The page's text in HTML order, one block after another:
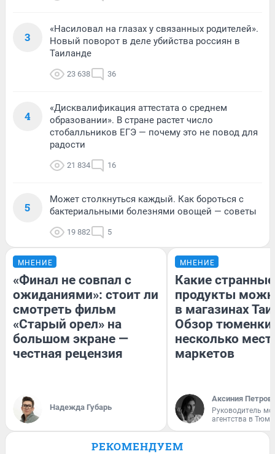
3
«Насиловал на глазах у связанных родителей».
Новый поворот в деле убийства россиян в
Таиланде
23 638 36
4
«Дисквалификация аттестата о среднем
образовании». В стране растет число
стобалльников ЕГЭ — почему это не повод для
радости
21 834 16
5
Может столкнуться каждый. Как бороться с
бактериальными болезнями овощей — советы
19 882 5
МНЕНИЕ
«Финал не совпал с
ожиданиями»: стоит ли
смотреть фильм
«Старый орел» на
большом экране —
честная рецензия
Надежда Губарь
МНЕНИЕ
Какие странные
продукты
в магазинах
Обзор тюменки
несколько
маркетов
Аксиния
Руководитель
агентства в
РЕКОМЕНДУЕМ